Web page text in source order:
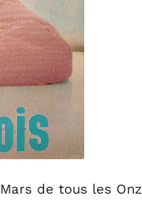
de tous les